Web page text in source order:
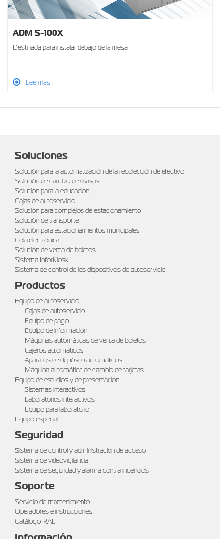
ADM S-100X
Destinada para instalar debajo de la mesa
Lee mas
Soluciones
Solución para la automatización de la recolección de efectivo
Solución de cambio de divisas
Solución para la educación
Cajas de autoservicio
Solución para complejos de estacionamiento
Solución de transporte
Solución para estacionamientos municipales
Cola electrónica
Solución de venta de boletos
Sistema InforKiosk
Sistema de control de los dispositivos de autoservicio
Productos
Equipo de autoservicio
Cajas de autoservicio
Equipo de pago
Equipo de información
Máquinas automáticas de venta de boletos
Cajeros automáticos
Aparatos de depósito automáticos
Máquina automática de cambio de tarjetas
Equipo de estudios y de presentación
Sistemas interactivos
Laboratorios interactivos
Equipo para laboratorio
Equipo especial
Seguridad
Sistema de control y administración de acceso
Sistema de videovigilancia
Sistema de seguridad y alarma contra incendios
Soporte
Servicio de mantenimiento
Operadores e instrucciones
Catálogo RAL